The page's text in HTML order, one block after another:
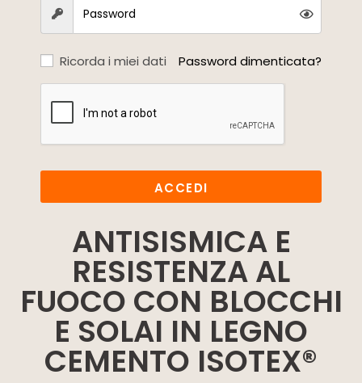
Ricorda i miei dati Password dimenticata?
ACCEDI
ANTISISMICA E
RESISTENZA AL
FUOCO CON BLOCCHI
E SOLAI IN LEGNO
CEMENTO ISOTEX®